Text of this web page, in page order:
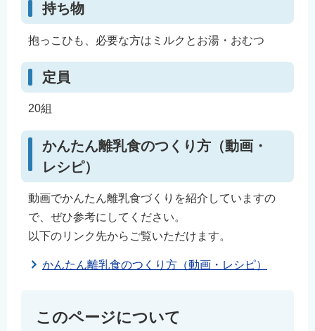
持ち物
抱っこひも、必要な方はミルクとお湯・おむつ
定員
20組
かんたん離乳食のつくり方（動画・
レシピ）
動画でかんたん離乳食づくりを紹介していますの
で、ぜひ参考にしてください。
以下のリンク先からご覧いただけます。
かんたん離乳食のつくり方（動画・レシピ）
このページについて